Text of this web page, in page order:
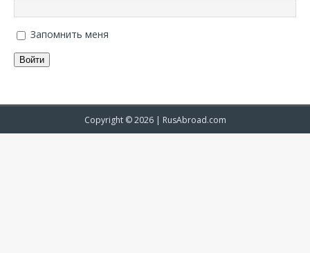
Запомнить меня
Войти
Copyright © 2026 | RusAbroad.com